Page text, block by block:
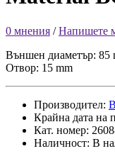
0 мнения /Напишете
Външен диаметър: 85
Отвор: 15 mm
Производител:
Крайна дата на
Кат. номер:
Наличност: В